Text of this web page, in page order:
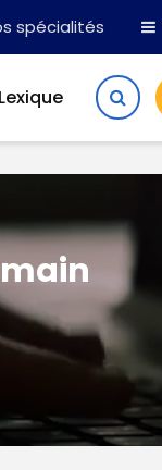
spécialités
Lexique